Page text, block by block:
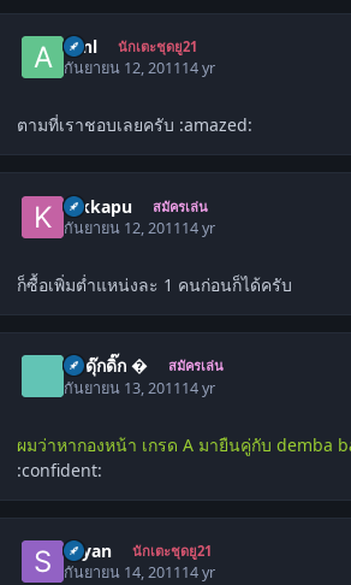
asnl นักเตะชุดยู21
กันยายน 12, 201114 yr
ตามที่เราชอบเลยครับ :amazed:
kikkapu สมัครเล่น
กันยายน 12, 201114 yr
ก็ซื้อเพิ่มต่ำแหน่งละ 1 คนก่อนก็ได้ครับ
� ดุ๊กดิ๊ก � สมัครเล่น
กันยายน 13, 201114 yr
ผมว่าหากองหน้า เกรด A มายืนคู่กับ demba
:confident:
sayan นักเตะชุดยู21
กันยายน 14, 201114 yr